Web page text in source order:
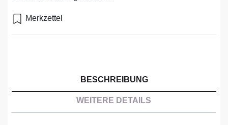
Merkzettel
BESCHREIBUNG
WEITERE DETAILS